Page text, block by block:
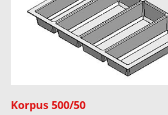
Korpus 500/50